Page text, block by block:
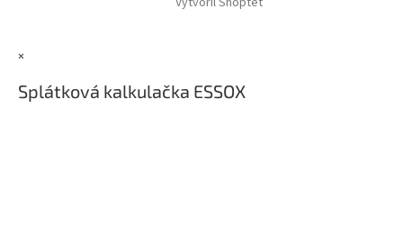
×
Splátková kalkulačka ESSOX